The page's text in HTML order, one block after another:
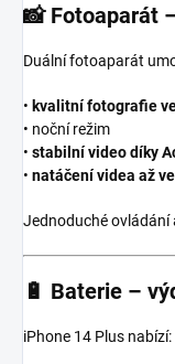
📸 Fotoaparát
Duální fotoaparát
• kvalitní fotografie
• noční režim
• stabilní video díky
• natáčení videa až
Jednoduché ovládání
🔋 Baterie –
iPhone 14 Plus nabízí: